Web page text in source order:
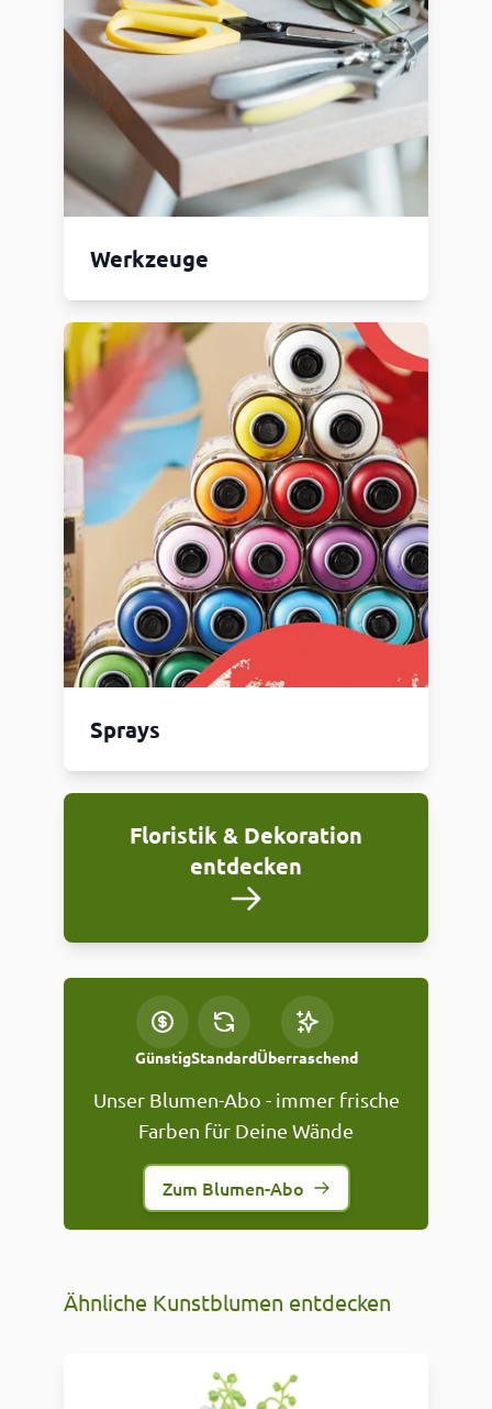
Werkzeuge
Sprays
Floristik & Dekoration
entdecken
GünstigStandardÜberraschend
Unser Blumen-Abo - immer frische
Farben für Deine Wände
Zum Blumen-Abo
Ähnliche Kunstblumen entdecken